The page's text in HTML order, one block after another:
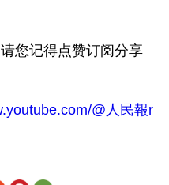
您记得点赞订阅分享
@人民報r